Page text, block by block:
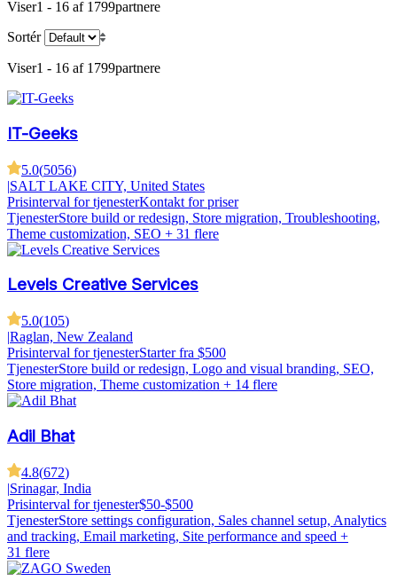
Viser1 - 16 af 1799partnere
Sortér
Viser1 - 16 af 1799partnere
IT-Geeks
5.0(5056)
|SALT LAKE CITY, United States
Prisinterval for tjenesterKontakt for priser
TjenesterStore build or redesign, Store migration, Troubleshooting,
Theme customization, SEO + 31 flere
Levels Creative Services
5.0(105)
|Raglan, New Zealand
Prisinterval for tjenesterStarter fra $500
TjenesterStore build or redesign, Logo and visual branding, SEO,
Store migration, Theme customization + 14 flere
Adil Bhat
4.8(672)
|Srinagar, India
Prisinterval for tjenester$50-$500
TjenesterStore settings configuration, Sales channel setup, Analytics
and tracking, Email marketing, Site performance and speed +
31 flere